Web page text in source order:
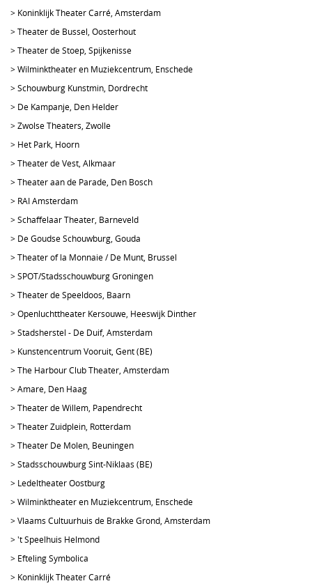
> Koninklijk Theater Carré, Amsterdam
>Theater de Bussel, Oosterhout
>Theater de Stoep, Spijkenisse
>Wilminktheater en Muziekcentrum, Enschede
>Schouwburg Kunstmin, Dordrecht
> De Kampanje, Den Helder
>Zwolse Theaters, Zwolle
> Het Park, Hoorn
>Theater de Vest, Alkmaar
>Theater aan de Parade, Den Bosch
> RAI Amsterdam
>Schaffelaar Theater, Barneveld
> De Goudse Schouwburg, Gouda
>Theater of la Monnaie / De Munt, Brussel
>SPOT/Stadsschouwburg Groningen
>Theater de Speeldoos, Baarn
>Openluchttheater Kersouwe, Heeswijk Dinther
>Stadsherstel - De Duif, Amsterdam
> Kunstencentrum Vooruit, Gent (BE)
>The Harbour Club Theater, Amsterdam
>Amare, Den Haag
>Theater de Willem, Papendrecht
>Theater Zuidplein, Rotterdam
>Theater De Molen, Beuningen
>Stadsschouwburg Sint-Niklaas (BE)
> Ledeltheater Oostburg
>Wilminktheater en Muziekcentrum, Enschede
>Vlaams Cultuurhuis de Brakke Grond, Amsterdam
>'t Speelhuis Helmond
> Efteling Symbolica
> Koninklijk Theater Carré